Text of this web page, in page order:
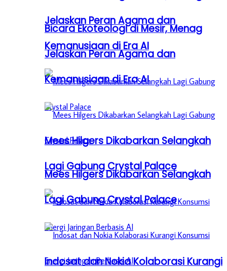
Jelaskan Peran Agama dan
Kemanusiaan di Era AI
Mees Hilgers Dikabarkan Selangkah
Lagi Gabung Crystal Palace
Indosat dan Nokia Kolaborasi Kurangi
Bicara Ekoteologi di Mesir, Menag
Jelaskan Peran Agama dan
Kemanusiaan di Era AI
Mees Hilgers Dikabarkan Selangkah
Lagi Gabung Crystal Palace